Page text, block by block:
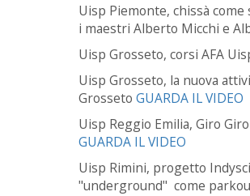
Uisp Piemonte, chissà
i maestri Alberto Micchi e
Uisp Grosseto, corsi AFA
Uisp Grosseto, la nuova
Grosseto GUARDA IL VIDEO
Uisp Reggio Emilia, Giro Giro
GUARDA IL VIDEO
Uisp Rimini, progetto
"underground" come